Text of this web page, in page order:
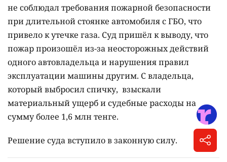
не соблюдал требования пожарной безопасности
при длительной стоянке автомобиля с ГБО, что
привело к утечке газа. Суд пришёл к выводу, что
пожар произошёл из-за неосторожных действий
одного автовладельца и нарушения правил
эксплуатации машины другим. С владельца,
который выбросил спичку, взыскали
материальный ущерб и судебные расходы на
сумму более 1,6 млн тенге.
Решение суда вступило в законную силу.